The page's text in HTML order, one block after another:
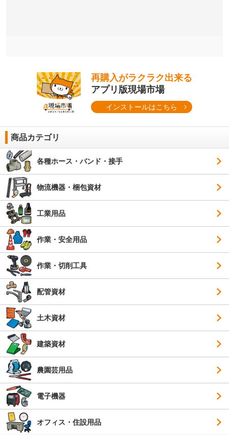
再購入がラクラク出来る
アプリ版現場市場
インストールはこちら
商品カテゴリ
各種ホース・バンド・接手
物流機器・梱包資材
工業用品
作業・安全用品
作業・切削工具
配管資材
土木資材
建築資材
農園芸用品
電子機器
オフィス・住設用品